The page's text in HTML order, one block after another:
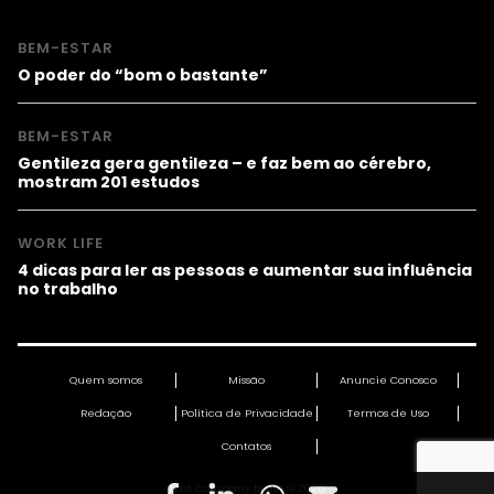
BEM-ESTAR
O poder do “bom o bastante”
BEM-ESTAR
Gentileza gera gentileza – e faz bem ao cérebro,
mostram 201 estudos
WORK LIFE
4 dicas para ler as pessoas e aumentar sua influência
no trabalho
Quem somos Missão Anuncie Conosco
Redação Política de Privacidade Termos de Uso
Contatos
Fast Company Brasil © 2026